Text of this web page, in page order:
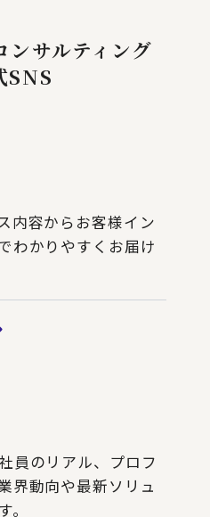
ンサルティング
SNS
内容からお客様イン
わかりやすくお届け
員のリアル、プロフ
界動向や最新ソリュ